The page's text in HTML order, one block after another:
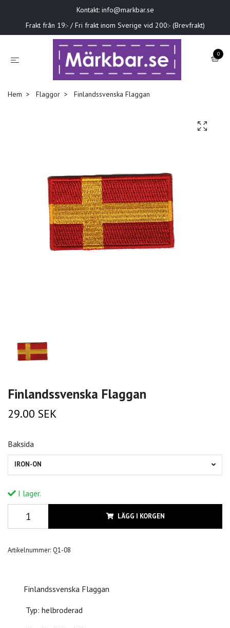
Kontakt: info@markbar.se
Frakt från 19:- / Fri frakt inom Sverige vid 200:- (Brevfrakt)
0
Hem Flaggor Finlandssvenska Flaggan
Finlandssvenska Flaggan
29.00 SEK
Baksida
IRON-ON
I lager.
LÄGG I KORGEN
Artikelnummer: Q1-08
Finlandssvenska Flaggan
Typ: helbroderad